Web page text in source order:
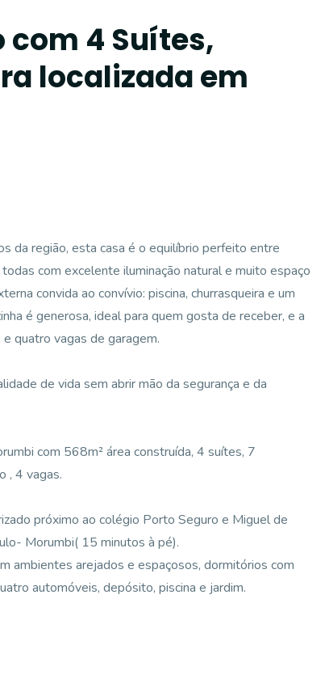
com 4 Suítes,
localizada em
da região, esta casa é o equilíbrio perfeito entre
com excelente iluminação natural e muito espaço
convida ao convívio: piscina, churrasqueira e um
é generosa, ideal para quem gosta de receber, e a
quatro vagas de garagem.
de vida sem abrir mão da segurança e da
com 568m² área construída, 4 suítes, 7
, 4 vagas.
próximo ao colégio Porto Seguro e Miguel de
Morumbi( 15 minutos à pé).
ambientes arejados e espaçosos, dormitórios com
automóveis, depósito, piscina e jardim.